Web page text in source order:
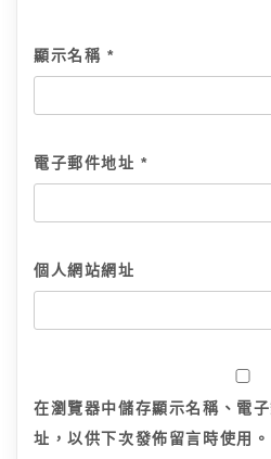
顯示名稱 *
電子郵件地址*
個人網站網址
在瀏覽器中儲存顯示名稱、電
址，以供下次發佈留言時使用。